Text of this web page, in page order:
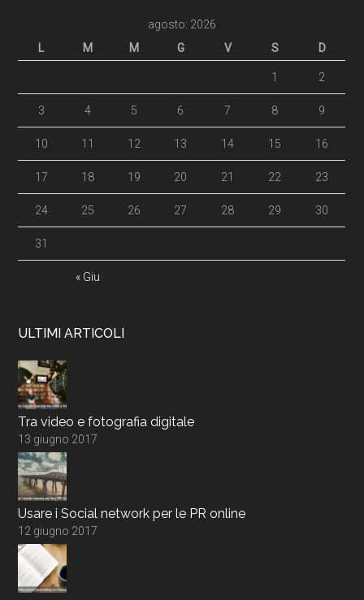
agosto: 2026
L
M M G V S D
« Giu
1 2
3 4 5 6 7 8 9
10 11 12 13 14 15 16
17 18 19 20 21 22 23
24 25 26 27 28 29 30
31
ULTIMI ARTICOLI
Tra video e fotografia digitale
13 giugno 2017
Usare i Social network per le PR online
12 giugno 2017